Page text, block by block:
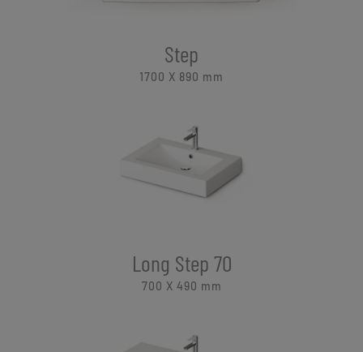
Step
1700 X 890 mm
Long Step 70
700 X 490 mm